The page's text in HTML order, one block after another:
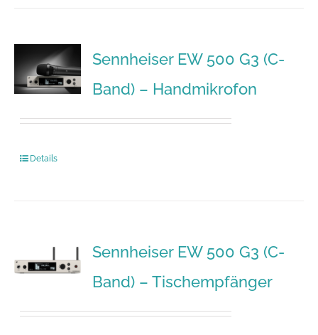
Sennheiser EW 500 G3 (C-
Band) – Handmikrofon
Details
Sennheiser EW 500 G3 (C-
Band) – Tischempfänger